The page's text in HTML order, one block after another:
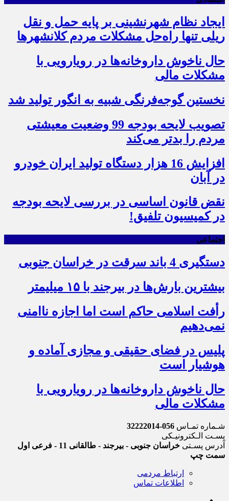
ایجاد نظام شهرنشینی بر پایه حمل و نقل
ریلی تنها راه‌حل مشکلات مردم کلانشهرها
حال ناخوش داروخانه‌ها در رویارویی با
مشکلات مالی
نخستین گوجه‌فرنگی شبیه به انگور تولید شد
تصویب لایحه بودجه 99 وضعیت معیشتی
مردم را بدتر می‌کند
افزایش 16 هزار دستگاه تولید ایران خودرو
در آبان
نقض قانون اساسی در بررسی لایحه بودجه
در کمیسیون تلفیق!
اجتماعی
دستگیری 4 باند سرقت در خراسان جنوبی
بیشترین بارش‌ها در بیرجند با ۱۵ میلیمتر
رأفت اسلامی حاکم است اما اجازه ناامنی
نمی‌دهیم
پلیس در فضای حقیقی و مجازی آماده و
هوشیار است
حال ناخوش داروخانه‌ها در رویارویی با
مشکلات مالی
شـماره تمـاس 056-32222014
پسـت الـکترونیـکی
آدرس پسـتی
خراسان جنوبی - بیرجند - طالقانی 11 - فرعی اول
سمت چپ
ارتباط مردمی
اطلاعات تماس